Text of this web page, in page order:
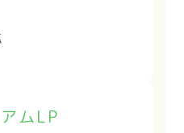
ムLP